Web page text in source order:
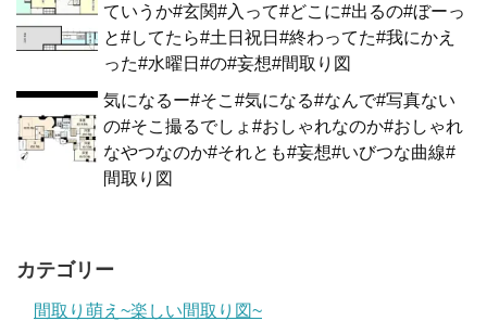
ていうか#玄関#入って#どこに#出るの#ぼーっ
と#してたら#土日祝日#終わってた#我にかえ
った#水曜日#の#妄想#間取り図
気になるー#そこ#気になる#なんで#写真ない
の#そこ撮るでしょ#おしゃれなのか#おしゃれ
なやつなのか#それとも#妄想#いびつな曲線#
間取り図
カテゴリー
間取り萌え~楽しい間取り図~